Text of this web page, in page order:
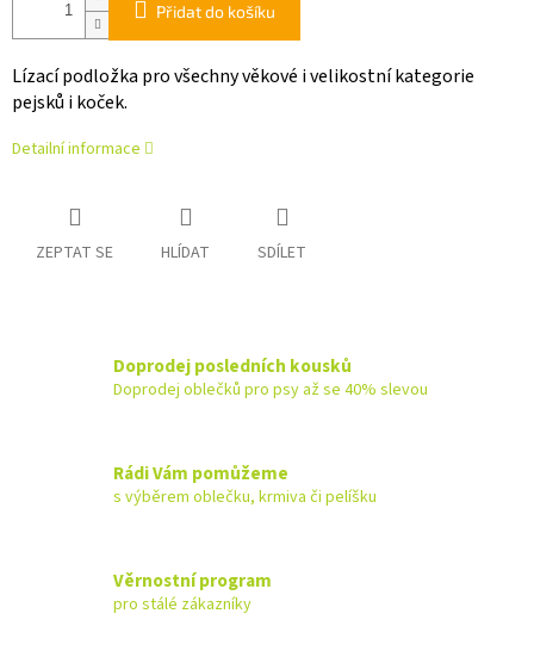
Přidat do košíku
Lízací podložka pro všechny věkové i velikostní kategorie
pejsků i koček.
Detailní informace
ZEPTAT SE HLÍDAT SDÍLET
Doprodej posledních kousků
Doprodej oblečků pro psy až se 40% slevou
Rádi Vám pomůžeme
s výběrem oblečku, krmiva či pelíšku
Věrnostní program
pro stálé zákazníky